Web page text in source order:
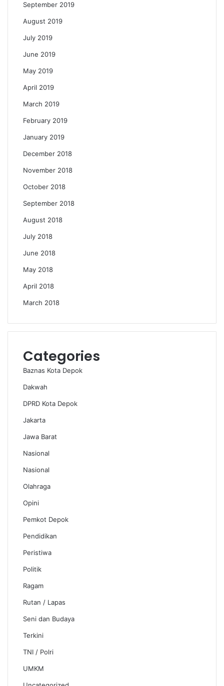
September 2019
August 2019
July 2019
June 2019
May 2019
April 2019
March 2019
February 2019
January 2019
December 2018
November 2018
October 2018
September 2018
August 2018
July 2018
June 2018
May 2018
April 2018
March 2018
Categories
Baznas Kota Depok
Dakwah
DPRD Kota Depok
Jakarta
Jawa Barat
Nasional
Nasional
Olahraga
Opini
Pemkot Depok
Pendidikan
Peristiwa
Politik
Ragam
Rutan / Lapas
Seni dan Budaya
Terkini
TNI / Polri
UMKM